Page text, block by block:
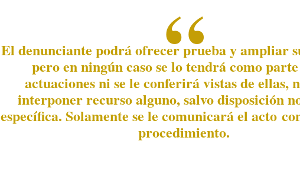
El denunciante podrá ofrecer prueba y ampliar
pero en ningún caso se lo tendrá como
actuaciones ni se le conferirá vistas de ellas,
interponer recurso alguno, salvo disposición
específica. Solamente se le comunicará el acto
procedimiento.